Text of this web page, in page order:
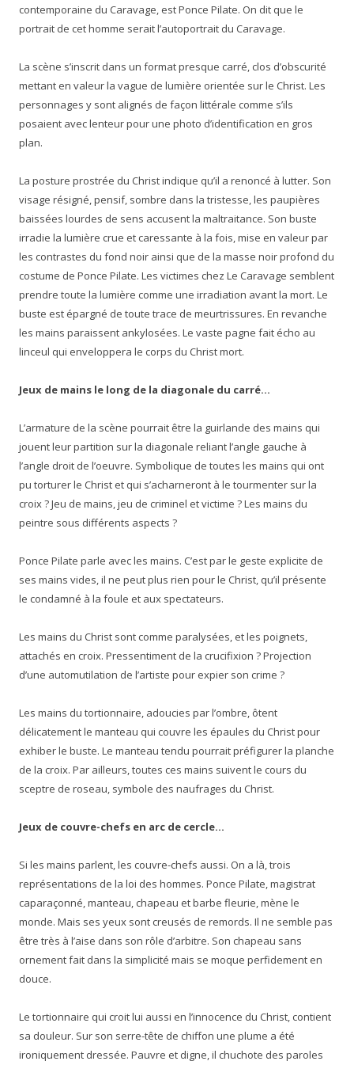
contemporaine du Caravage, est Ponce Pilate. On dit que le
portrait de cet homme serait l’autoportrait du Caravage.
La scène s’inscrit dans un format presque carré, clos d’obscurité
mettant en valeur la vague de lumière orientée sur le Christ. Les
personnages y sont alignés de façon littérale comme s’ils
posaient avec lenteur pour une photo d’identification en gros
plan.
La posture prostrée du Christ indique qu’il a renoncé à lutter. Son
visage résigné, pensif, sombre dans la tristesse, les paupières
baissées lourdes de sens accusent la maltraitance. Son buste
irradie la lumière crue et caressante à la fois, mise en valeur par
les contrastes du fond noir ainsi que de la masse noir profond du
costume de Ponce Pilate. Les victimes chez Le Caravage semblent
prendre toute la lumière comme une irradiation avant la mort. Le
buste est épargné de toute trace de meurtrissures. En revanche
les mains paraissent ankylosées. Le vaste pagne fait écho au
linceul qui enveloppera le corps du Christ mort.
Jeux de mains le long de la diagonale du carré…
L’armature de la scène pourrait être la guirlande des mains qui
jouent leur partition sur la diagonale reliant l’angle gauche à
l’angle droit de l’oeuvre. Symbolique de toutes les mains qui ont
pu torturer le Christ et qui s’acharneront à le tourmenter sur la
croix ? Jeu de mains, jeu de criminel et victime ? Les mains du
peintre sous différents aspects ?
Ponce Pilate parle avec les mains. C’est par le geste explicite de
ses mains vides, il ne peut plus rien pour le Christ, qu’il présente
le condamné à la foule et aux spectateurs.
Les mains du Christ sont comme paralysées, et les poignets,
attachés en croix. Pressentiment de la crucifixion ? Projection
d’une automutilation de l’artiste pour expier son crime ?
Les mains du tortionnaire, adoucies par l’ombre, ôtent
délicatement le manteau qui couvre les épaules du Christ pour
exhiber le buste. Le manteau tendu pourrait préfigurer la planche
de la croix. Par ailleurs, toutes ces mains suivent le cours du
sceptre de roseau, symbole des naufrages du Christ.
Jeux de couvre-chefs en arc de cercle…
Si les mains parlent, les couvre-chefs aussi. On a là, trois
représentations de la loi des hommes. Ponce Pilate, magistrat
caparaçonné, manteau, chapeau et barbe fleurie, mène le
monde. Mais ses yeux sont creusés de remords. Il ne semble pas
être très à l’aise dans son rôle d’arbitre. Son chapeau sans
ornement fait dans la simplicité mais se moque perfidement en
douce.
Le tortionnaire qui croit lui aussi en l’innocence du Christ, contient
sa douleur. Sur son serre-tête de chiffon une plume a été
ironiquement dressée. Pauvre et digne, il chuchote des paroles